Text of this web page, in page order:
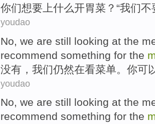
你们想要上什么开胃菜？“我们不
youdao
No we are still looking at the
recommend something for the
没有 ， 我们仍然在看菜单。 你可
youdao
No, we are still looking at the
recommend something for the